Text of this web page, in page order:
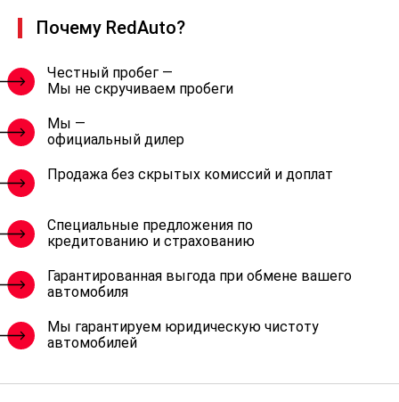
Почему RedAuto?
Честный пробег —
Мы не скручиваем пробеги
Мы —
официальный дилер
Продажа без скрытых комиссий и доплат
Специальные предложения по
кредитованию и страхованию
Гарантированная выгода при обмене вашего
автомобиля
Мы гарантируем юридическую чистоту
автомобилей